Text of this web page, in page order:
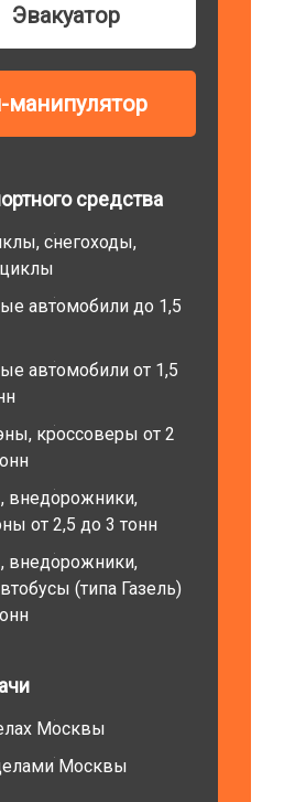
Эвакуатор
манипулятор
средства
снегоходы,
автомобили до 1,5
автомобили от 1,5
кроссоверы от 2
от 2,5 до 3 тонн
(типа Газель)
Москвы
Москвы